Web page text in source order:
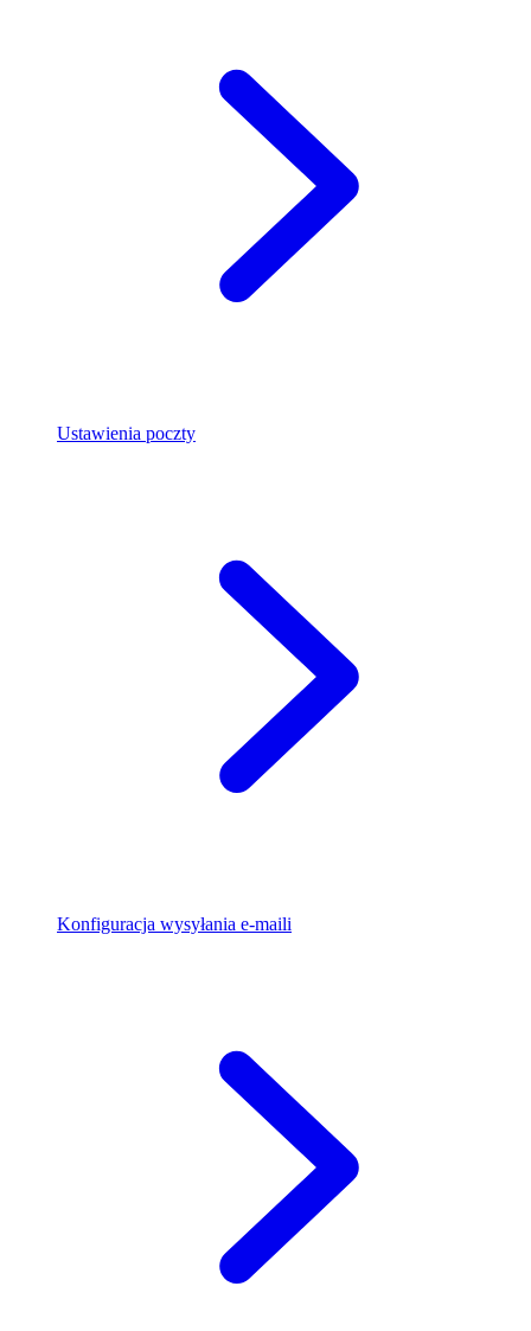
Ustawienia poczty
Konfiguracja wysyłania e-maili